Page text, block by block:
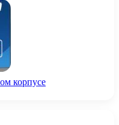
корпусе